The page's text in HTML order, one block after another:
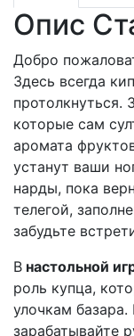
Опис
Добро
Здесь всегда
протолкнуться.
которые сам
аромата
устанут ваши
нарды, пока
телегой,
забудьте
В настольной
роль купца,
улочкам
зарабатывайте